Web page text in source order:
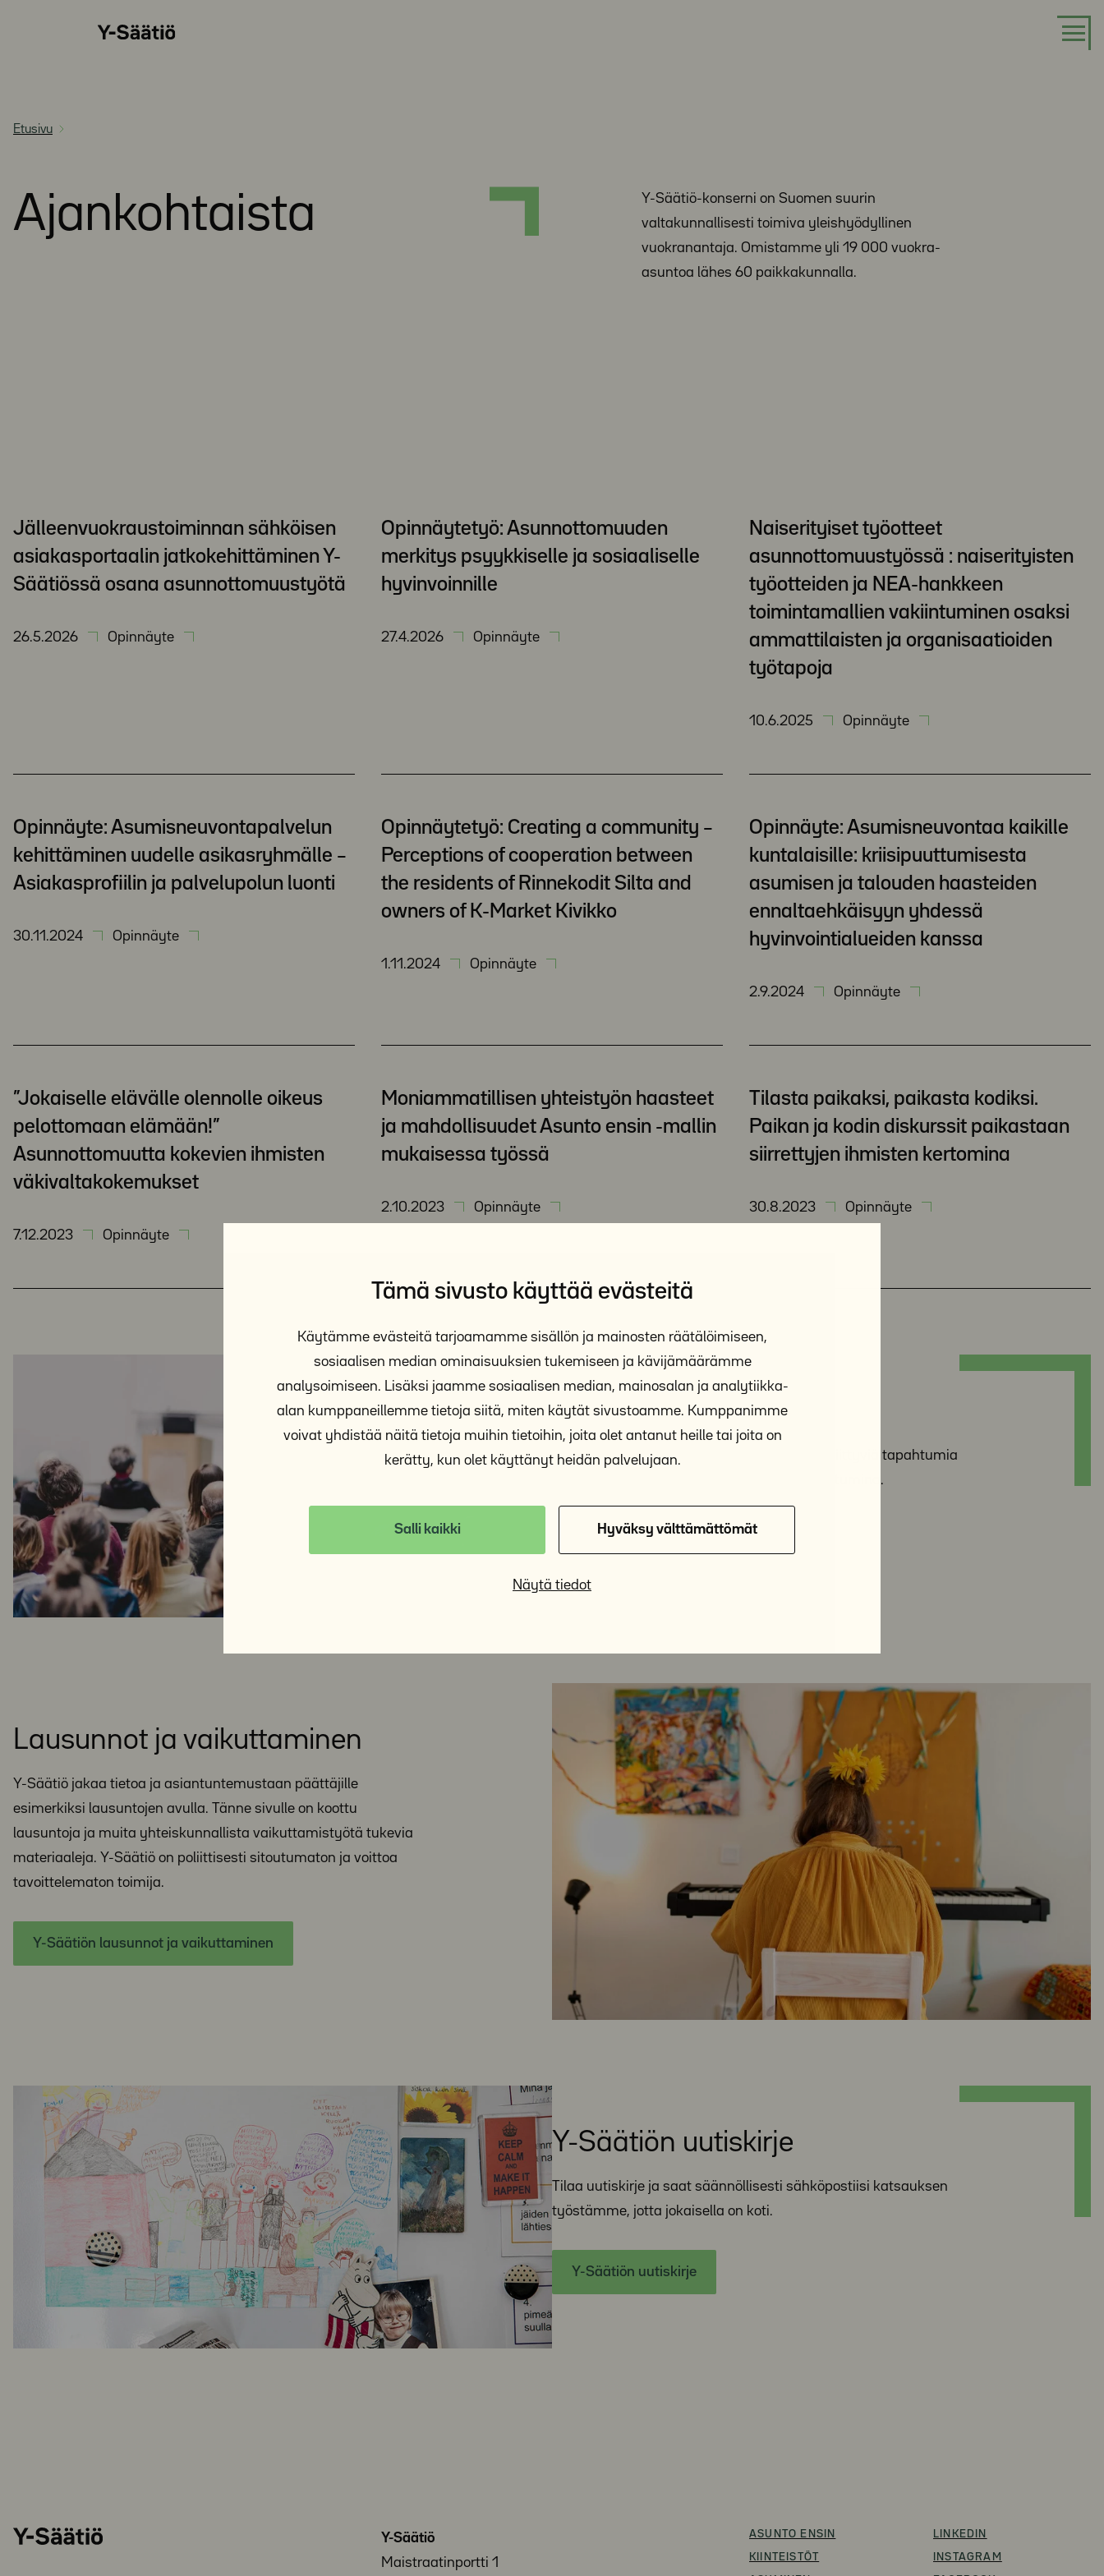
Tämä sivusto käyttää evästeitä
Käytämme evästeitä tarjoamamme sisällön ja mainosten räätälöimiseen,
sosiaalisen median ominaisuuksien tukemiseen ja kävijämäärämme
analysoimiseen. Lisäksi jaamme sosiaalisen median, mainosalan ja analytiikka-
alan kumppaneillemme tietoja siitä, miten käytät sivustoamme. Kumppanimme
voivat yhdistää näitä tietoja muihin tietoihin, joita olet antanut heille tai joita on
kerätty, kun olet käyttänyt heidän palvelujaan.
Salli kaikki Hyväksy välttämättömät
Näytä tiedot
Etusivu
Ajankohtaista
Y-Säätiö-konserni on Suomen suurin
valtakunnallisesti toimiva yleishyödyllinen
vuokranantaja. Omistamme yli 19 000 vuokra-
asuntoa lähes 60 paikkakunnalla.
Jälleenvuokraustoiminnan sähköisen
asiakasportaalin jatkokehittäminen Y-
Säätiössä osana asunnottomuustyötä
26.5.2026 Opinnäyte
Opinnäytetyö: Asunnottomuuden
merkitys psyykkiselle ja sosiaaliselle
hyvinvoinnille
27.4.2026 Opinnäyte
Naiserityiset työotteet
asunnottomuustyössä : naiserityisten
työotteiden ja NEA-hankkeen
toimintamallien vakiintuminen osaksi
ammattilaisten ja organisaatioiden
työtapoja
10.6.2025 Opinnäyte
Opinnäyte: Asumisneuvontapalvelun
kehittäminen uudelle asikasryhmälle –
Asiakasprofiilin ja palvelupolun luonti
30.11.2024 Opinnäyte
Opinnäytetyö: Creating a community –
Perceptions of cooperation between
the residents of Rinnekodit Silta and
owners of K-Market Kivikko
1.11.2024 Opinnäyte
Opinnäyte: Asumisneuvontaa kaikille
kuntalaisille: kriisipuuttumisesta
asumisen ja talouden haasteiden
ennaltaehkäisyyn yhdessä
hyvinvointialueiden kanssa
2.9.2024 Opinnäyte
”Jokaiselle elävälle olennolle oikeus
pelottomaan elämään!”
Asunnottomuutta kokevien ihmisten
väkivaltakokemukset
7.12.2023 Opinnäyte
Moniammatillisen yhteistyön haasteet
ja mahdollisuudet Asunto ensin -mallin
mukaisessa työssä
2.10.2023 Opinnäyte
Tilasta paikaksi, paikasta kodiksi.
Paikan ja kodin diskurssit paikastaan
siirrettyjen ihmisten kertomina
30.8.2023 Opinnäyte
Y-Säätiön tapahtumat
Y-Säätiö järjestää asunnottomuusteemaan liittyviä tapahtumia
ympäri vuoden sekä livenä että verkkotapahtumina.
Y-Säätiön tapahtumat
Lausunnot ja vaikuttaminen
Y-Säätiö jakaa tietoa ja asiantuntemustaan päättäjille
esimerkiksi lausuntojen avulla. Tänne sivulle on koottu
lausuntoja ja muita yhteiskunnallista vaikuttamistyötä tukevia
materiaaleja. Y-Säätiö on poliittisesti sitoutumaton ja voittoa
tavoittelematon toimija.
Y-Säätiön lausunnot ja vaikuttaminen
Y-Säätiön uutiskirje
Tilaa uutiskirje ja saat säännöllisesti sähköpostiisi katsauksen
työstämme, jotta jokaisella on koti.
Y-Säätiön uutiskirje
Y-
Y-Säätiö
Maistraatinportti 1
ASUNTO ENSIN
KIINTEISTÖT
LINKEDIN
INSTAGRAM